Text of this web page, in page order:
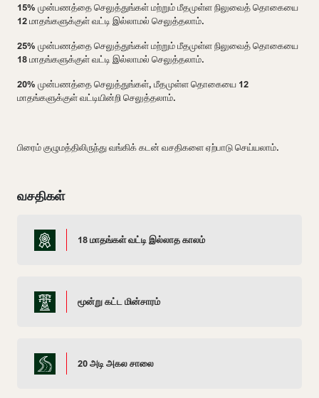
15% முன்பணத்தை செலுத்துங்கள் மற்றும் மீதமுள்ள நிலுவைத் தொகையை
12 மாதங்களுக்குள் வட்டி இல்லாமல் செலுத்தலாம்.
25% முன்பணத்தை செலுத்துங்கள் மற்றும் மீதமுள்ள நிலுவைத் தொகையை
18 மாதங்களுக்குள் வட்டி இல்லாமல் செலுத்தலாம்.
20% முன்பணத்தை செலுத்துங்கள், மீதமுள்ள தொகையை 12
மாதங்களுக்குள் வட்டியின்றி செலுத்தலாம்.
பிரைம் குழுமத்திலிருந்து வங்கிக் கடன் வசதிகளை ஏற்பாடு செய்யலாம்.
வசதிகள்
18 மாதங்கள் வட்டி இல்லாத காலம்
மூன்று கட்ட மின்சாரம்
20 அடி அகல சாலை